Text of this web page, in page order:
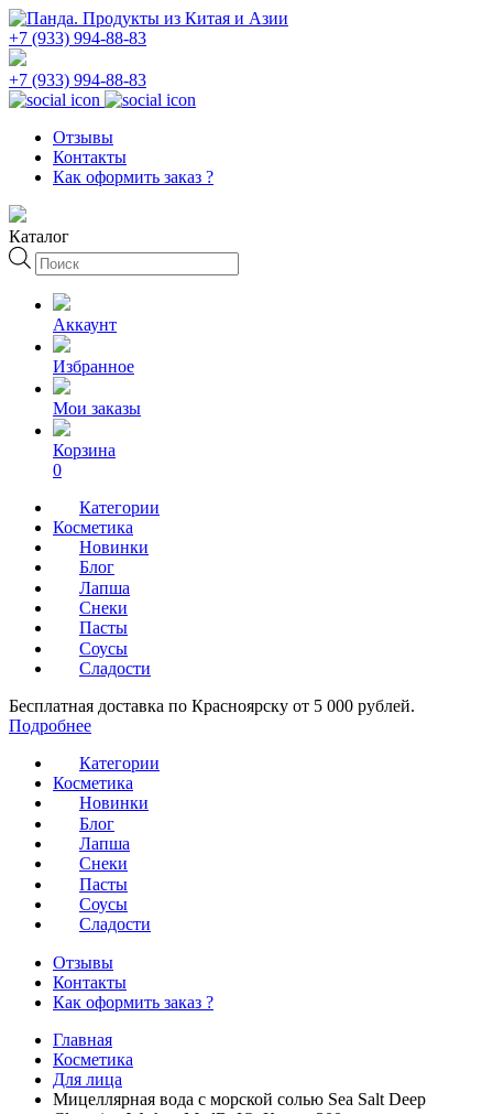
+7 (933) 994-88-83
+7 (933) 994-88-83
Отзывы
Контакты
Как оформить заказ ?
Каталог
Поиск
товаров
Аккаунт
Избранное
Мои заказы
Корзина
0
Категории
Косметика
Новинки
Блог
Лапша
Снеки
Пасты
Соусы
Сладости
Бесплатная доставка по Красноярску от 5 000 рублей.
Подробнее
Категории
Косметика
Новинки
Блог
Лапша
Снеки
Пасты
Соусы
Сладости
Отзывы
Контакты
Как оформить заказ ?
Главная
Косметика
Для лица
Мицеллярная вода с морской солью Sea Salt Deep